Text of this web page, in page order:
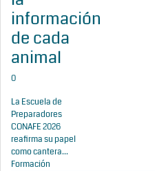
información
de cada
animal
0
La Escuela de
Preparadores
CONAFE 2026
reafirma su papel
como cantera...
Formación